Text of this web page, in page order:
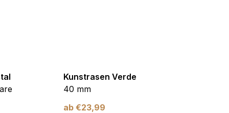
Kunstrasen Verde
40 mm
ab €23,99